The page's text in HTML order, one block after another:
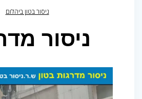
ניסור בטון ביהלום
ניסור